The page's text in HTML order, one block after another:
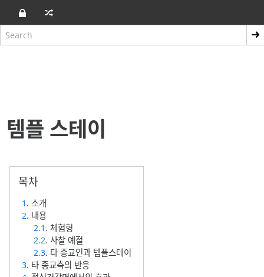
템플 스테이
1 . 소개
2. 내용
2.1 . 체험형
2.2. 사찰 예절
2.3. 타 종교인과 템플스테이
3. 타 종교측의 반응